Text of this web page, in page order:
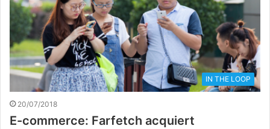
IN THE LOOP
20/07/2018
E-commerce: Farfetch acquiert